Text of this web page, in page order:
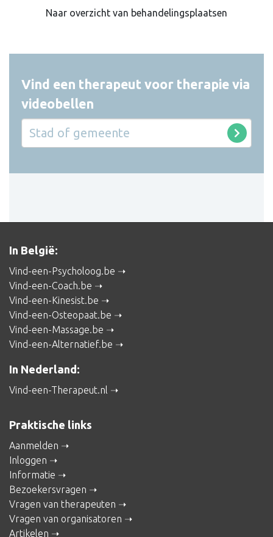
Naar overzicht van behandelingsplaatsen
Vind een therapeut voor therapie via
videobellen
In België:
Vind-een-Psycholoog.be
Vind-een-Coach.be
Vind-een-Kinesist.be
Vind-een-Osteopaat.be
Vind-een-Massage.be
Vind-een-Alternatief.be
In Nederland:
Vind-een-Therapeut.nl
Praktische links
Aanmelden
Inloggen
Informatie
Bezoekersvragen
Vragen van therapeuten
Vragen van organisatoren
Artikelen